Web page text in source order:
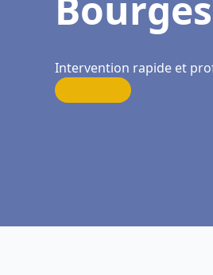
Intervention rapide et